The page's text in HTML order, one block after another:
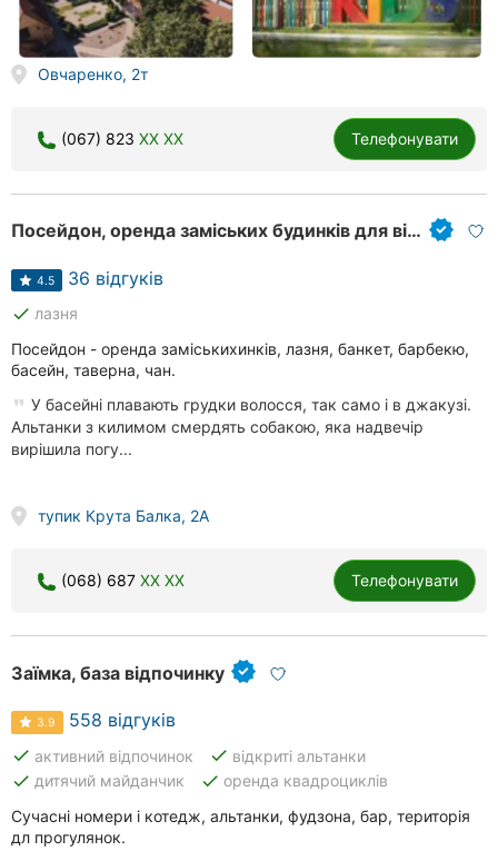
Овчаренко, 2т
(067) 823 XX XX Телефонувати
Посейдон, оренда заміських будинків для відпочинку
4.5 36 відгуків
done лазня
Посейдон - оренда заміськихинків, лазня, банкет, барбекю,
басейн, таверна, чан.
У басейні плавають грудки волосся, так само і в джакузі.
Альтанки з килимом смердять собакою, яка надвечір
вирішила погу...
тупик Крута Балка, 2А
(068) 687 XX XX Телефонувати
Заїмка, база відпочинку
3.9 558 відгуків
done активний відпочинок done відкриті альтанки
done дитячий майданчик done оренда квадроциклів
Сучасні номери і котедж, альтанки, фудзона, бар, територія
дл прогулянок.